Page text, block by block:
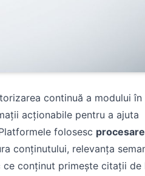
continuă a modului în
acționabile pentru a ajuta
folosesc
conținutului, relevanța
ce conținut primește citații de